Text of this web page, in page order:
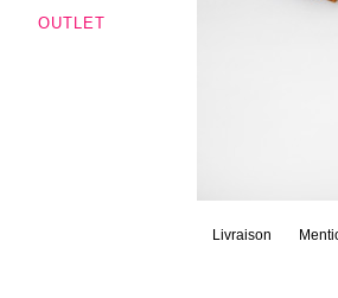
OUTLET
Livraison